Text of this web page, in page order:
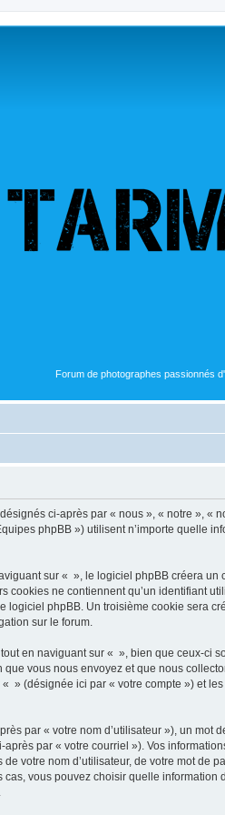
Forum de photographes passionnés
ci-après par « nous », « notre », «
phpBB ») utilisent n’importe quelle
sur « », le logiciel phpBB créera
cookies ne contiennent qu’un identifiant
phpBB. Un troisième cookie sera
sur le forum.
en naviguant sur « », bien que ceux-ci
vous nous envoyez et que nous
» (désignée ici par « votre compte ») et
par « votre nom d’utilisateur »), un
par « votre courriel »). Vos
votre nom d’utilisateur, de votre mot de
vous pouvez choisir quelle